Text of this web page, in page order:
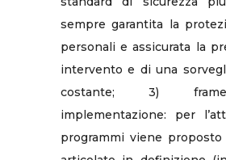
sempre garantita la
personali e assicurata la
intervento e di una
costante; 3)
implementazione: per
programmi viene proposto